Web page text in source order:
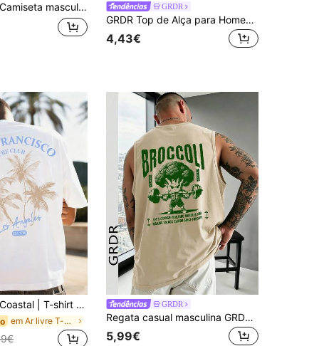
Camiseta masculina de algodão, 100%, modelagem solta, manga curta e gola redonda. Macia e respirável, com estampas como "Hokkaido Big Wave" e "HOKKAIDO WAVE". GRDR
GRDR Top de Alça para Homem de Verão Clássico Minimalista, Gola Redonda, Leve, Adequado para Desporto, Fitness e Uso Diário
4,43€
Coastal | T-shirt de manga curta para homem plus size, estilo casual de férias, estilo Ins, com estampado de elementos de resort costeiro e praia | Adequada para uso no verão | Confortável e respirável | Moda de vanguarda, roupa de resort
em Ar livre T-shirts masculinas
GRDR
Regata casual masculina GRDR com estampa de brócolis e halteres para o verão
5,99€